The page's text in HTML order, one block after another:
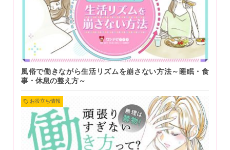
風俗で働きながら生活リズムを崩さない方法～睡眠・食
事・休息の整え方～
お役立ち情報